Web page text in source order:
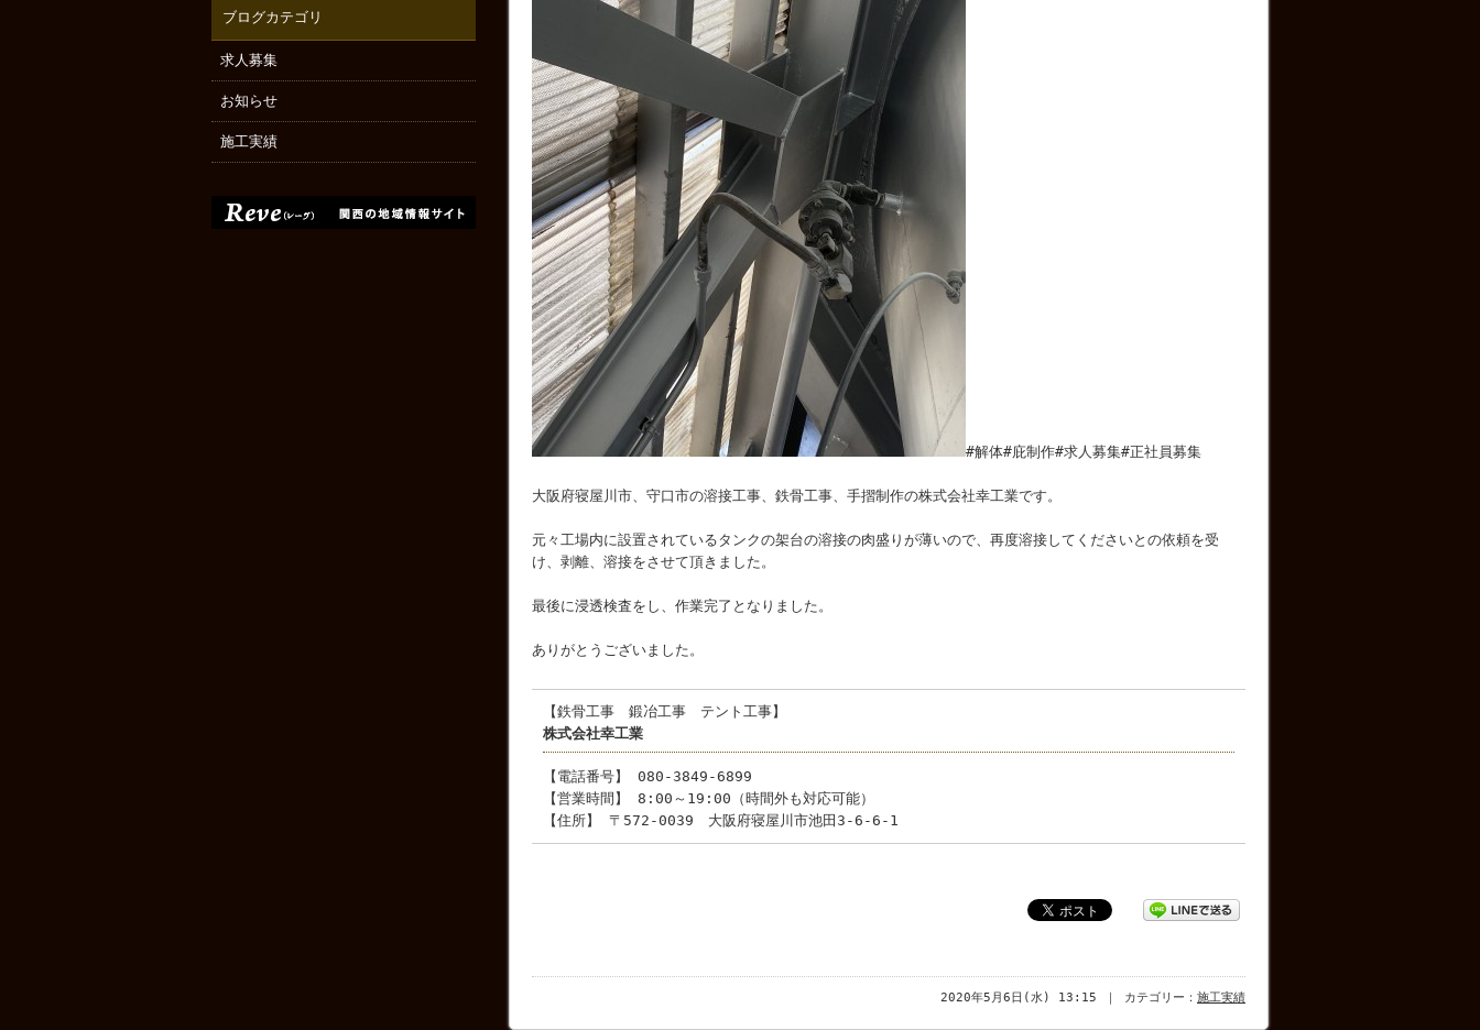
#解体#庇制作#求人募集#正社員募集
大阪府寝屋川市、守口市の溶接工事、鉄骨工事、手摺制作の株式会社幸工業です。
元々工場内に設置されているタンクの架台の溶接の肉盛りが薄いので、再度溶接してくださいとの依頼を受
け、剥離、溶接をさせて頂きました。
最後に浸透検査をし、作業完了となりました。
ありがとうございました。
【鉄骨工事 鍛冶工事 テント工事】
株式会社幸工業
【電話番号】 080-3849-6899
【営業時間】 8:00～19:00（時間外も対応可能）
【住所】 〒572-0039 大阪府寝屋川市池田3-6-6-1
2020年5月6日(水) 13:15 ｜ カテゴリー： 施工実績
ブログカテゴリ
求人募集
お知らせ
施工実績